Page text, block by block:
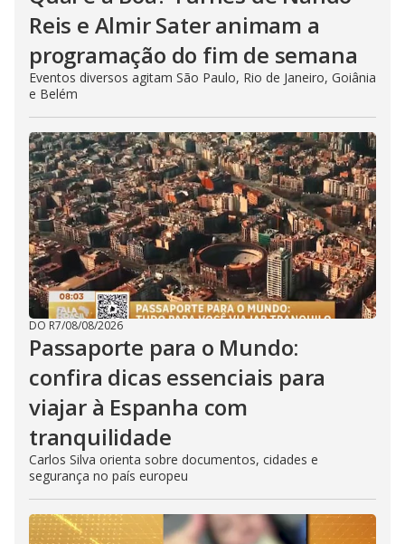
Reis e Almir Sater animam a
programação do fim de semana
Eventos diversos agitam São Paulo, Rio de Janeiro, Goiânia
e Belém
DO R7/08/08/2026
Passaporte para o Mundo:
confira dicas essenciais para
viajar à Espanha com
tranquilidade
Carlos Silva orienta sobre documentos, cidades e
segurança no país europeu